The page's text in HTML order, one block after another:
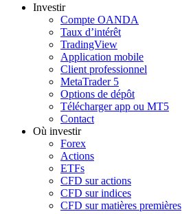
Investir
Compte OANDA
Taux d’intérêt
TradingView
Application mobile
Client professionnel
MetaTrader 5
Options de dépôt
Télécharger app ou MT5
Contact
Où investir
Forex
Actions
ETFs
CFD sur actions
CFD sur indices
CFD sur matières premières